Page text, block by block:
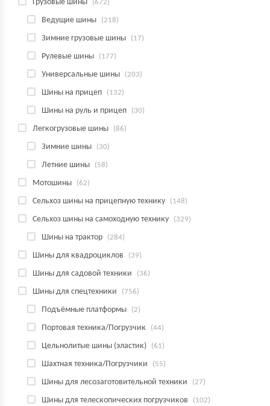
Грузовые шины (672)
Ведущие шины (218)
Зимние грузовые шины (17)
Рулевые шины (177)
Универсальные шины (203)
Шины на прицеп (132)
Шины на руль и прицеп (30)
Легкогрузовые шины (86)
Зимние шины (30)
Летние шины (58)
Мотошины (62)
Сельхоз шины на прицепную технику (148)
Сельхоз шины на самоходную технику (329)
Шины на трактор (284)
Шины для квадроциклов (39)
Шины для садовой техники (36)
Шины для спецтехники (756)
Подъёмные платформы (2)
Портовая техника/Погрузчик (44)
Цельнолитые шины (эластик) (61)
Шахтная техника/Погрузчики (55)
Шины для лесозаготовительной техники (27)
Шины для телескопических погрузчиков (102)